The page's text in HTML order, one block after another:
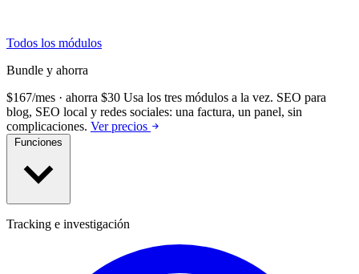
Todos los módulos
Bundle y ahorra
$167/mes · ahorra $30 Usa los tres módulos a la vez. SEO para
blog, SEO local y redes sociales: una factura, un panel, sin
complicaciones. Ver precios
Tracking e investigación